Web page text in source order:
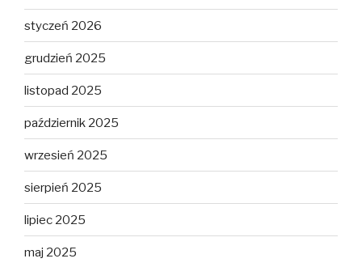
styczeń 2026
grudzień 2025
listopad 2025
październik 2025
wrzesień 2025
sierpień 2025
lipiec 2025
maj 2025